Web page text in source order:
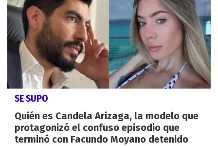
SE SUPO
Quién es Candela Arizaga, la modelo que
protagonizó el confuso episodio que
terminó con Facundo Moyano detenido